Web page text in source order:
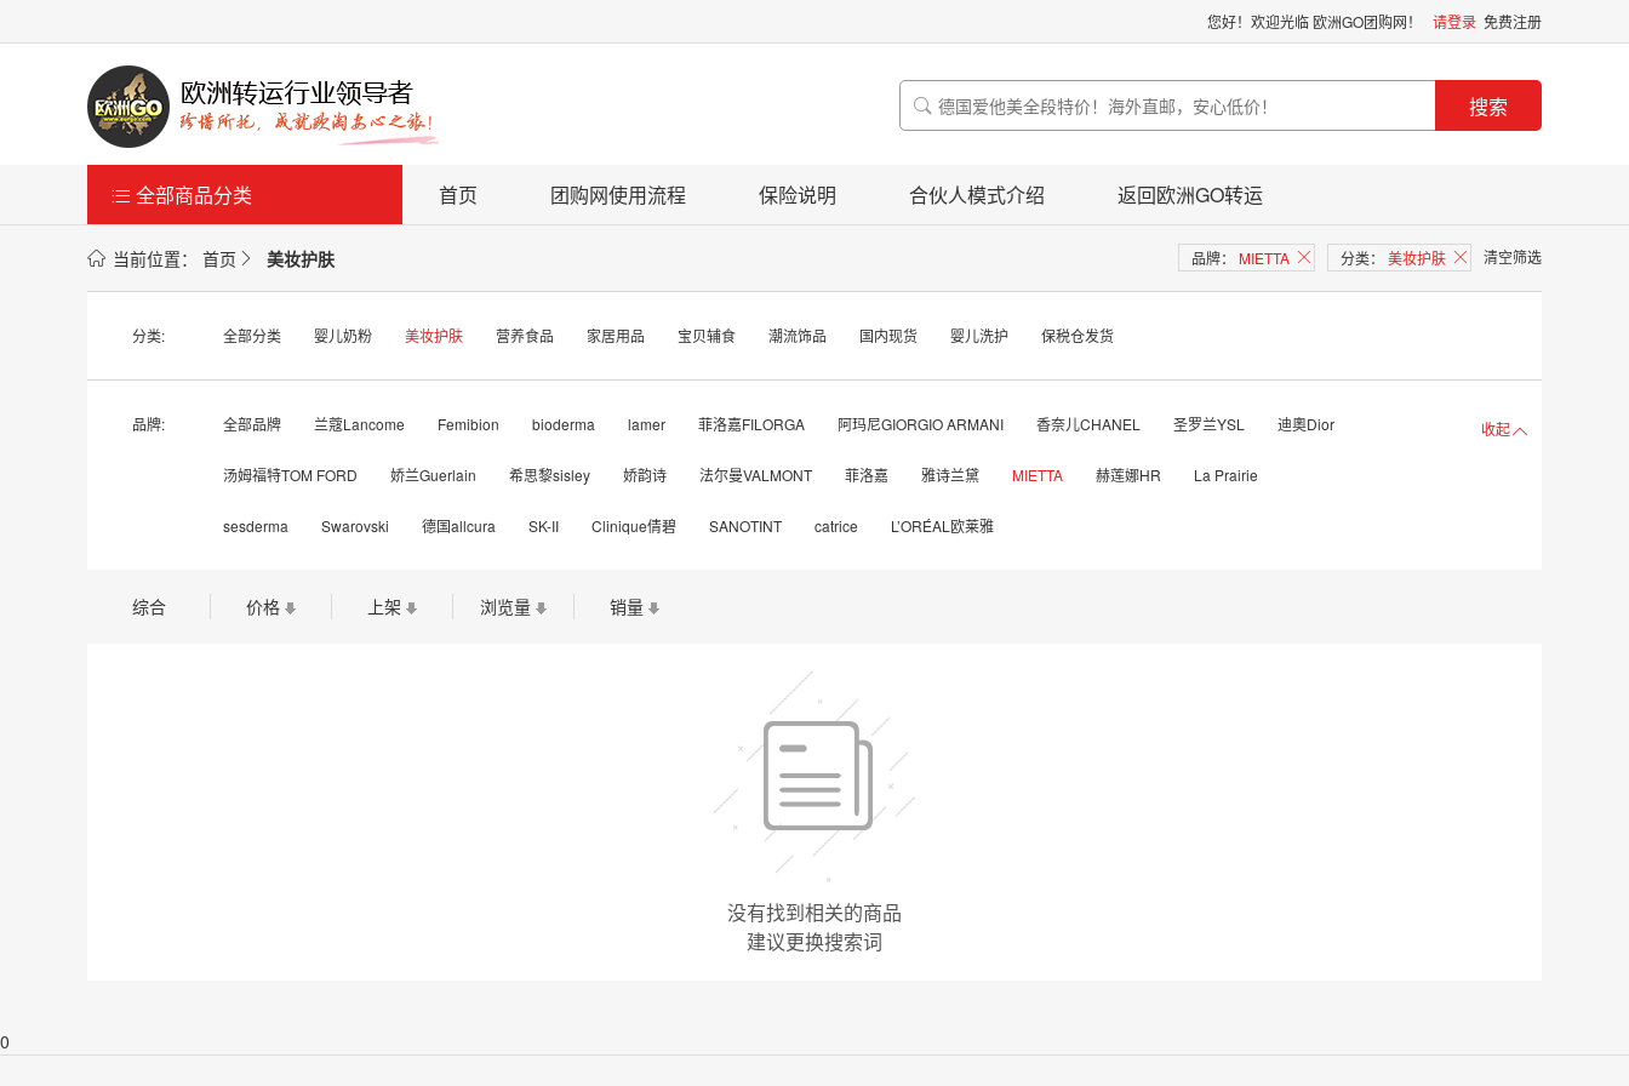
您好！欢迎光临 欧洲GO团购网！ 请登录 免费注册
 搜索
 全部商品分类 首页 团购网使用流程 保险说明 合伙人模式介绍 返回欧洲GO转运
 当前位置： 首页  美妆护肤 清空筛选
分类： 美妆护肤 󪤐
品牌： MIETTA 󪤐
分类: 全部分类 婴儿奶粉 美妆护肤 营养食品 家居用品 宝贝辅食 潮流饰品 国内现货 婴儿洗护 保税仓发货
品牌: 全部品牌 兰蔻Lancome Femibion bioderma lamer 菲洛嘉FILORGA 阿玛尼GIORGIO ARMANI 香奈儿CHANEL 圣罗兰YSL 迪奧Dior
汤姆福特TOM FORD 娇兰Guerlain 希思黎sisley 娇韵诗 法尔曼VALMONT 菲洛嘉 雅诗兰黛 MIETTA 赫莲娜HR La Prairie
sesderma Swarovski 德国allcura SK-II Clinique倩碧 SANOTINT catrice L’ORÉAL欧莱雅
收起
综合 价格 上架 浏览量 销量
没有找到相关的商品
建议更换搜索词
0